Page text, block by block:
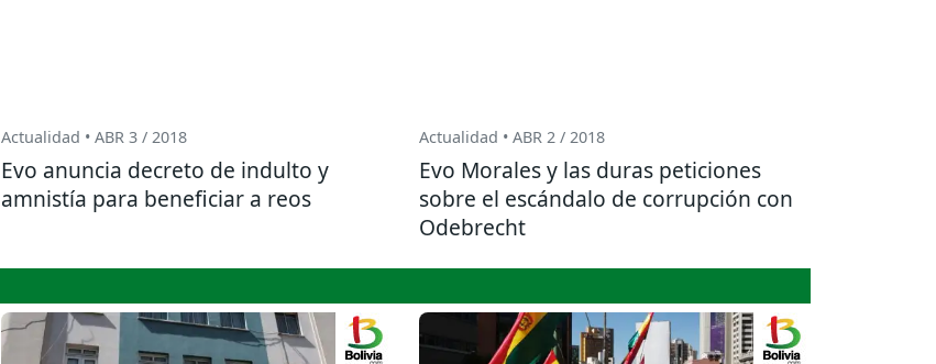
Actualidad • ABR 3 / 2018
Evo anuncia decreto de indulto y
amnistía para beneficiar a reos
Actualidad • ABR 2 / 2018
Evo Morales y las duras peticiones
sobre el escándalo de corrupción con
Odebrecht